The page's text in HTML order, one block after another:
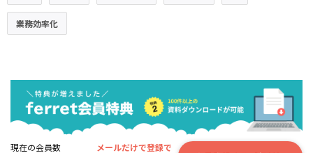
業務効率化
現在の会員数
メールだけで登録で